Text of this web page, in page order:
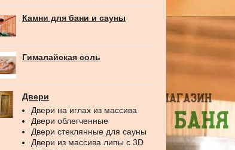
Камни для бани и сауны
Гималайская соль
Двери
Двери на иглах из массива
Двери облегченные
Двери стеклянные для сауны
Двери из массива липы с 3D